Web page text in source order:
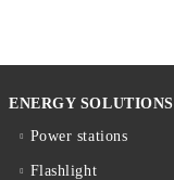
ENERGY SOLUTIONS
Power stations
Flashlight